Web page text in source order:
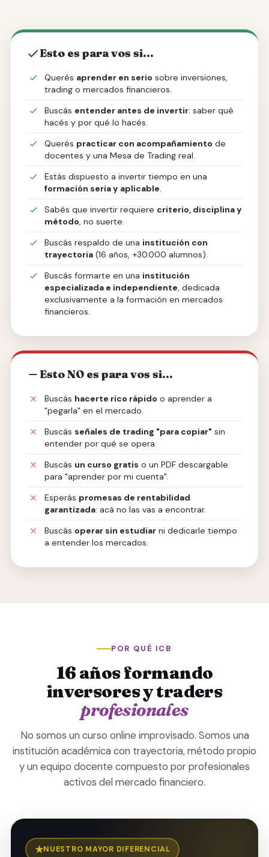
Esto es para vos si...
Querés aprender en serio sobre inversiones,
trading o mercados financieros.
Buscás entender antes de invertir: saber qué
hacés y por qué lo hacés.
Querés practicar con acompañamiento de
docentes y una Mesa de Trading real.
Estás dispuesto a invertir tiempo en una
formación seria y aplicable.
Sabés que invertir requiere criterio, disciplina y
método, no suerte.
Buscás respaldo de una institución con
trayectoria (16 años, +30.000 alumnos).
Buscás formarte en una institución
especializada e independiente, dedicada
exclusivamente a la formación en mercados
financieros.
Esto NO es para vos si...
Buscás hacerte rico rápido o aprender a
"pegarla" en el mercado.
Buscás señales de trading "para copiar" sin
entender por qué se opera.
Buscás un curso gratis o un PDF descargable
para "aprender por mi cuenta".
Esperás promesas de rentabilidad
garantizada: acá no las vas a encontrar.
Buscás operar sin estudiar ni dedicarle tiempo
a entender los mercados.
POR QUÉ ICB
16 años formando
inversores y traders
profesionales
No somos un curso online improvisado. Somos una
institución académica con trayectoria, método propio
y un equipo docente compuesto por profesionales
activos del mercado financiero.
★NUESTRO MAYOR DIFERENCIAL